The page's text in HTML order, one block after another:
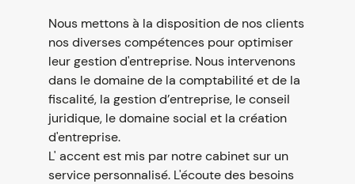
Nous mettons à la disposition de nos clients
nos diverses compétences pour optimiser
leur gestion d'entreprise. Nous intervenons
dans le domaine de la comptabilité et de la
fiscalité, la gestion d’entreprise, le conseil
juridique, le domaine social et la création
d'entreprise.
L' accent est mis par notre cabinet sur un
service personnalisé. L'écoute des besoins